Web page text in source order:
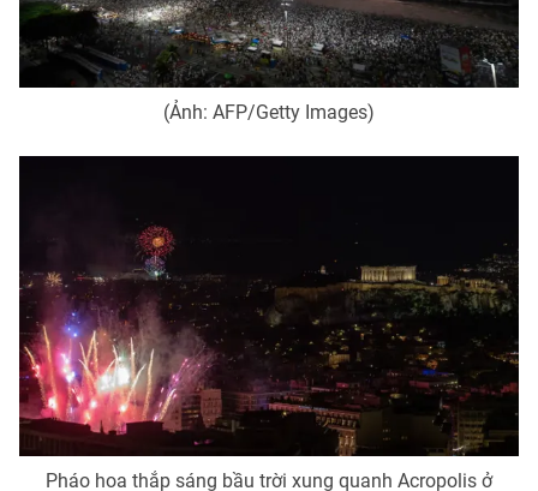
(Ảnh: AFP/Getty Images)
Pháo hoa thắp sáng bầu trời xung quanh Acropolis ở